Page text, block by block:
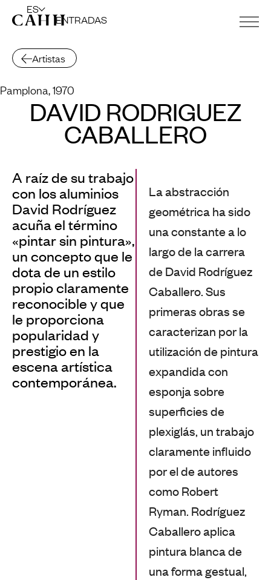
ES
ENTRADAS
Artistas
Pamplona, 1970
DAVID RODRÍGUEZ
CABALLERO
A raíz de su trabajo
con los aluminios
David Rodríguez
acuña el término
«pintar sin pintura»,
un concepto que le
dota de un estilo
propio claramente
reconocible y que
le proporciona
popularidad y
prestigio en la
escena artística
contemporánea.
La abstracción
geométrica ha sido
una constante a lo
largo de la carrera
de David Rodríguez
Caballero. Sus
primeras obras se
caracterizan por la
utilización de pintura
expandida con
esponja sobre
superficies de
plexiglás, un trabajo
claramente influido
por el de autores
como Robert
Ryman. Rodríguez
Caballero aplica
pintura blanca de
una forma gestual,